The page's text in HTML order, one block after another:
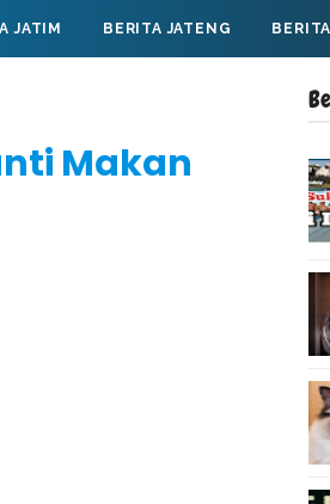
JATIM BERITA JATENG
Makan